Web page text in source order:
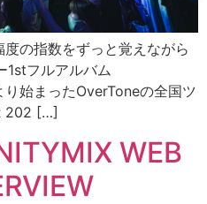
の指数をずっと覚えながら
1stフルアルバム
り始まったOverToneの全国ツ
202 […]
WEB